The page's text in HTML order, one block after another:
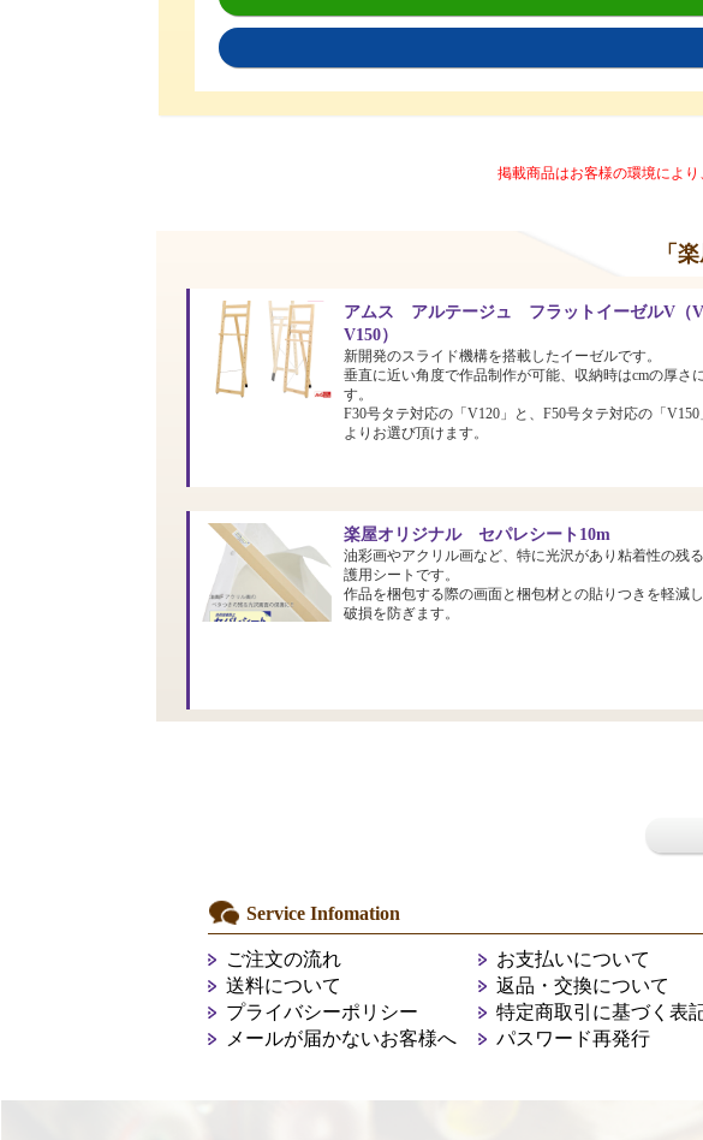
掲載商品はお客様の環境によ
「
アムス アルテージュ フラットイーゼルV（
V150）
新開発のスライド機構を搭載したイーゼルです。
垂直に近い角度で作品制作が可能、収納時はcmの厚さ
す。
F30号タテ対応の「V120」と、F50号タテ対応の「
よりお選び頂けます。
楽屋オリジナル セパレシート10m
油彩画やアクリル画など、特に光沢があり粘着性の残
護用シートです。
作品を梱包する際の画面と梱包材との貼りつきを軽減
破損を防ぎます。
Service Infomation
ご注文の流れ
お支払いについて
送料について
返品・交換について
プライバシーポリシー
特定商取引に基づく表
メールが届かないお客様へ
パスワード再発行